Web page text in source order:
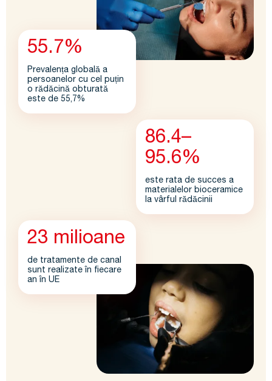
55.7%
Prevalența globală a
persoanelor cu cel puțin
o rădăcină obturată
este de 55,7%
86.4–
95.6%
este rata de succes a
materialelor bioceramice
la vârful rădăcinii
23 milioane
de tratamente de canal
sunt realizate în fiecare
an în UE